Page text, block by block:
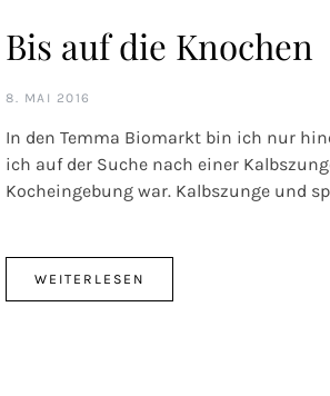
Bis auf die Knochen
8. MAI 2016
In den Temma Biomarkt bin ich nur
ich auf der Suche nach einer
Kocheingebung war. Kalbszunge und
WEITERLESEN